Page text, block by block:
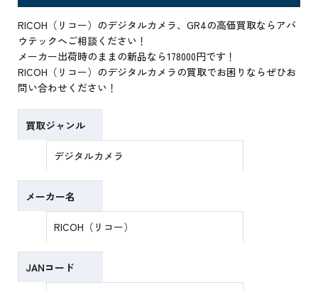
RICOH（リコー）のデジタルカメラ、GR4の高価買取ならアバ
ウテックへご相談ください！
メーカー出荷時のままの新品なら178000円です！
RICOH（リコー）のデジタルカメラの買取でお困りならぜひお
問い合わせください！
買取ジャンル
デジタルカメラ
メーカー名
RICOH（リコー）
JANコード